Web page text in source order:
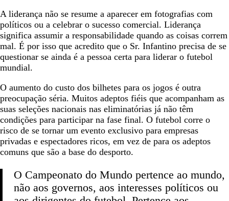
A liderança não se resume a aparecer em fotografias com
políticos ou a celebrar o sucesso comercial. Liderança
significa assumir a responsabilidade quando as coisas correm
mal. É por isso que acredito que o Sr. Infantino precisa de se
questionar se ainda é a pessoa certa para liderar o futebol
mundial.
O aumento do custo dos bilhetes para os jogos é outra
preocupação séria. Muitos adeptos fiéis que acompanham as
suas seleções nacionais nas eliminatórias já não têm
condições para participar na fase final. O futebol corre o
risco de se tornar um evento exclusivo para empresas
privadas e espectadores ricos, em vez de para os adeptos
comuns que são a base do desporto.
O Campeonato do Mundo pertence ao mundo,
não aos governos, aos interesses políticos ou